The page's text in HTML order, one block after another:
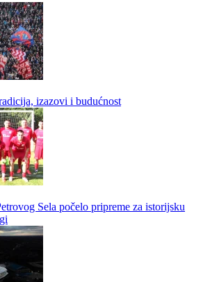
izazovi i budućnost
Sela počelo pripreme za istorijsku